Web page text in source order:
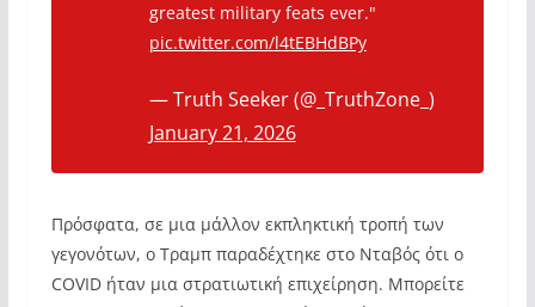
greatest military feats ever."
pic.twitter.com/l4tEBHdBPy
— Truth Seeker (@_TruthZone_)
January 21, 2026
Πρόσφατα, σε μια μάλλον εκπληκτική τροπή των
γεγονότων, ο Τραμπ παραδέχτηκε στο Νταβός ότι ο
COVID ήταν μια στρατιωτική επιχείρηση. Μπορείτε